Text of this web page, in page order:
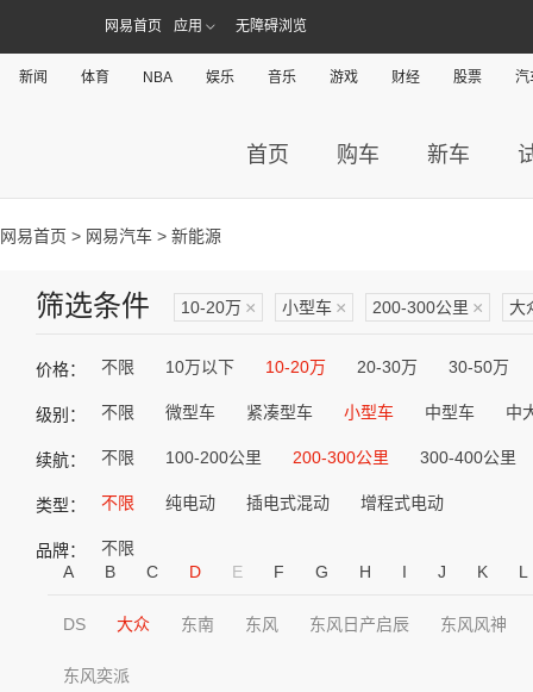
网易首页 应用 无障碍浏览
新闻 体育 NBA 娱乐 音乐 游戏 财经 股票 汽
首页 购车 新车
网易首页 > 网易汽车 > 新能源
筛选条件 10-20万 × 小型车 × 200-300公里 × 大
价格： 不限 10万以下 10-20万 20-30万 30-50万
级别： 不限 微型车 紧凑型车 小型车 中型车 中
续航： 不限 100-200公里 200-300公里 300-400公里
类型： 不限 纯电动 插电式混动 增程式电动
品牌：
不限
A
B C D E F G H I J K L
DS 大众 东南 东风 东风日产启辰 东风风神
东风奕派